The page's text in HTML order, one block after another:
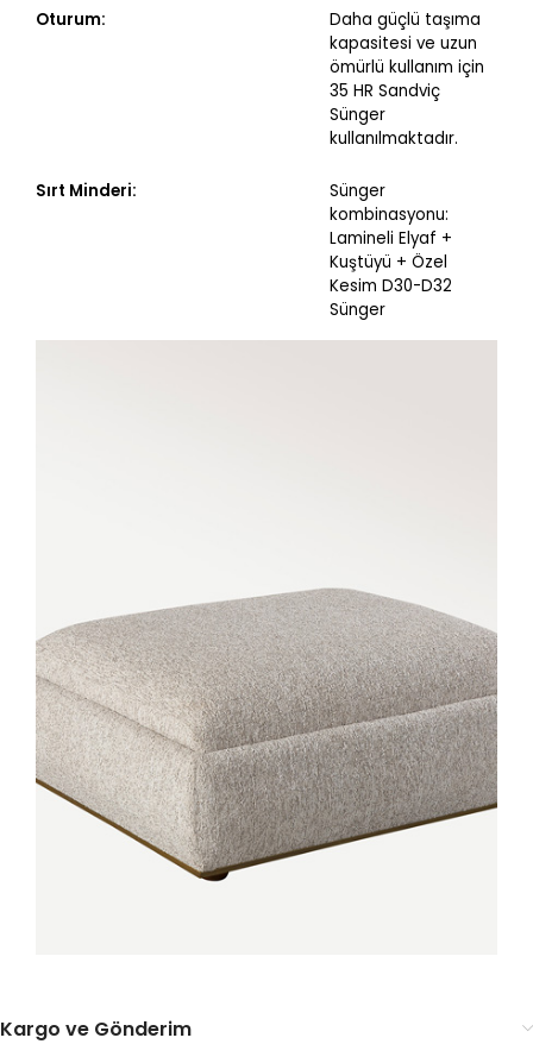
Oturum:
Daha güçlü taşıma
kapasitesi ve uzun
ömürlü kullanım için
35 HR Sandviç
Sünger
kullanılmaktadır.
Sırt Minderi:
Sünger
kombinasyonu:
Lamineli Elyaf +
Kuştüyü + Özel
Kesim D30-D32
Sünger
Kargo ve Gönderim